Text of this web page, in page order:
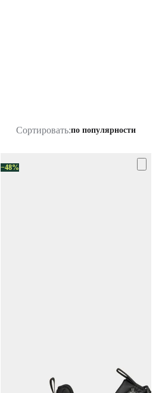
Сортировать:по популярности
−48%